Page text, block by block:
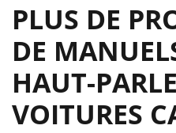
PLUS DE
DE
HAUT-
VOITURES